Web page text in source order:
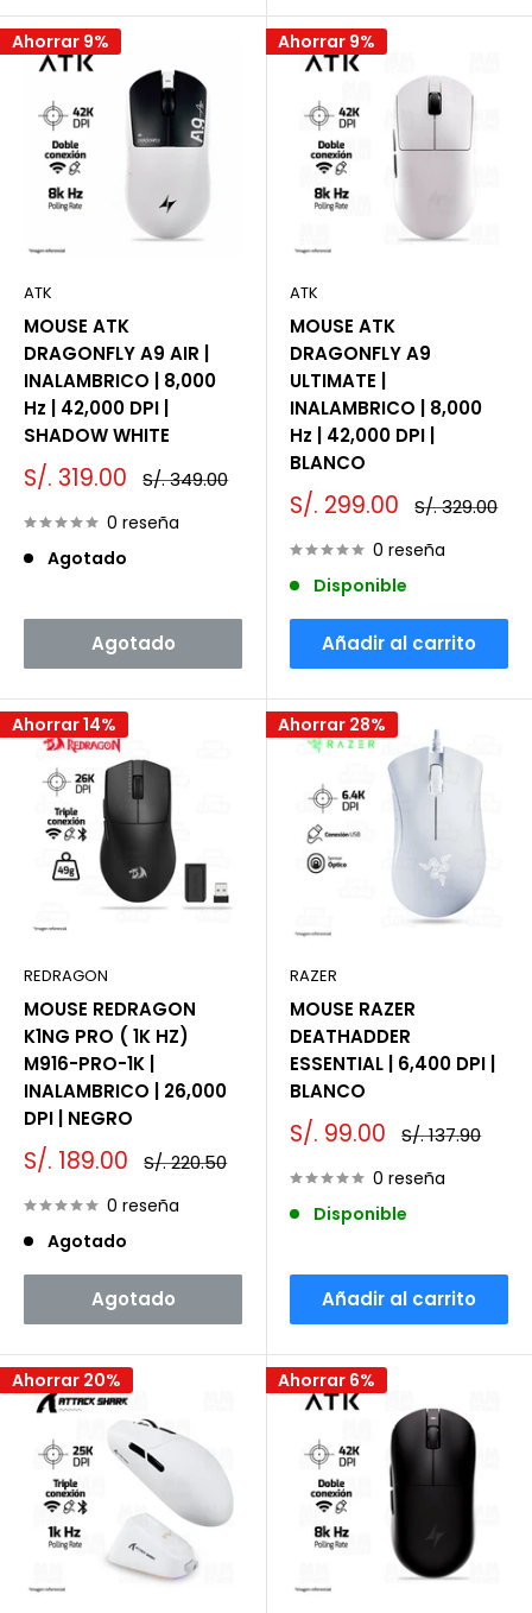
Ahorrar 9%
ATK
MOUSE ATK
DRAGONFLY A9 AIR |
INALAMBRICO | 8,000
Hz | 42,000 DPI |
SHADOW WHITE
Precio
de
venta
S/. 319.00 Precio
habitual
S/. 349.00
0 reseña
Agotado
Agotado
Ahorrar 9%
ATK
MOUSE ATK
DRAGONFLY A9
ULTIMATE |
INALAMBRICO | 8,000
Hz | 42,000 DPI |
BLANCO
Precio
de
venta
S/. 299.00 Precio
habitual
S/. 329.00
0 reseña
Disponible
Añadir al carrito
Ahorrar 14%
REDRAGON
MOUSE REDRAGON
K1NG PRO ( 1K HZ)
M916-PRO-1K |
INALAMBRICO | 26,000
DPI | NEGRO
Precio
de
venta
S/. 189.00 Precio
habitual
S/. 220.50
0 reseña
Agotado
Agotado
Ahorrar 28%
RAZER
MOUSE RAZER
DEATHADDER
ESSENTIAL | 6,400 DPI |
BLANCO
Precio
de
venta
S/. 99.00 Precio
habitual
S/. 137.90
0 reseña
Disponible
Añadir al carrito
Ahorrar 20% Ahorrar 6%